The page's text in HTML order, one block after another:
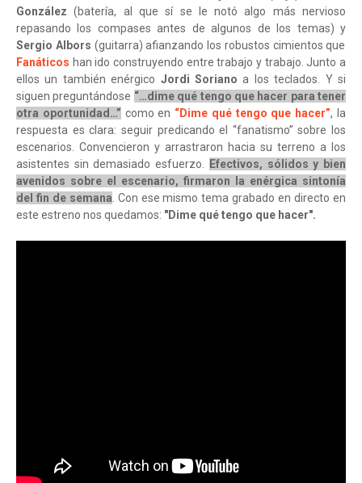
González (batería, al que sí se le notó algo más nervioso
repasando los compases antes de algunos de los temas) y
Sergio Albors (guitarra) afianzando los robustos cimientos que
Fanáticos han ido construyendo entre trabajo y trabajo. Junto a
ellos un también enérgico Jordi Soriano a los teclados. Y si
siguen preguntándose “…dime qué tengo que hacer para tener
otra oportunidad…” como en “Dime qué tengo que hacer”, la
respuesta es clara: seguir predicando el “fanatismo” sobre los
escenarios. Convencieron y arrastraron hacia su terreno a los
asistentes sin demasiado esfuerzo.
Efectivos, sólidos y bien
avenidos sobre el escenario, firmaron la enérgica sintonía
del fin de semana. Con ese mismo tema grabado en directo en
este estreno nos quedamos: "Dime qué tengo que hacer".